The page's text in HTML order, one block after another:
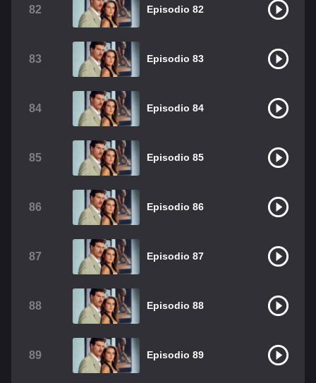
82 Episodio 82
83 Episodio 83
84 Episodio 84
85 Episodio 85
86 Episodio 86
87 Episodio 87
88 Episodio 88
89 Episodio 89